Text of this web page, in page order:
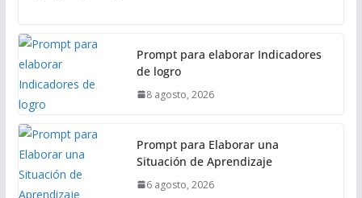
Prompt para elaborar Indicadores
de logro
8 agosto, 2026
Prompt para Elaborar una
Situación de Aprendizaje
6 agosto, 2026